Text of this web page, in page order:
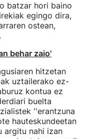
batzar hori baino
egingo dira,
ostean,
behar zaio'
hitzetan
uztailerako ez-
kontua ez
buelta
''erantzuna
hauteskundeetan
argitu nahi izan